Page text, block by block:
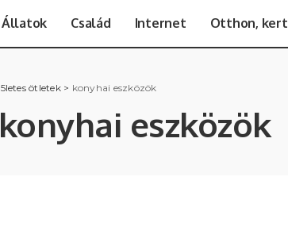
Állatok Család Internet Otthon, kert
5letes ötletek> konyhai eszközök
konyhai eszközök